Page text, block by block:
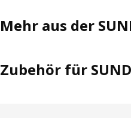
Mehr aus der
Zubehör für